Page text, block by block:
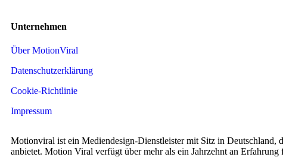
Unternehmen
Über MotionViral
Datenschutzerklärung
Cookie-Richtlinie
Impressum
Motionviral ist ein Mediendesign-Dienstleister mit Sitz in Deutschland,
anbietet. Motion Viral verfügt über mehr als ein Jahrzehnt an